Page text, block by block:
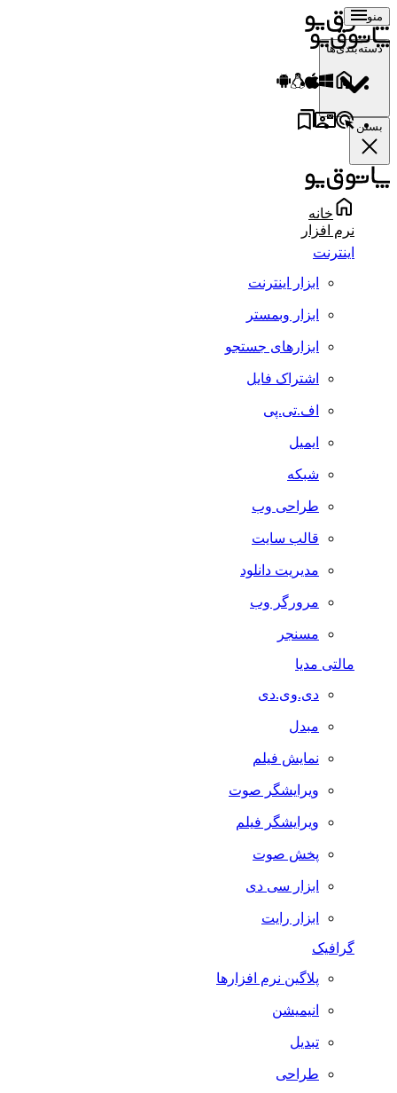
منو
دسته‌بندی‌ها
بستن
خانه
نرم افزار
اینترنت
ابزار اینترنت
ابزار وبمستر
ابزارهای جستجو
اشتراک فایل
اف.تی.پی
ایمیل
شبکه
طراحی وب
قالب سایت
مدیریت دانلود
مرورگر وب
مسنجر
مالتی مدیا
دی.وی.دی
مبدل
نمایش فیلم
ویرایشگر صوت
ویرایشگر فیلم
پخش صوت
ابزار سی دی
ابزار رایت
گرافیک
پلاگین نرم افزارها
انیمیشن
تبدیل
طراحی